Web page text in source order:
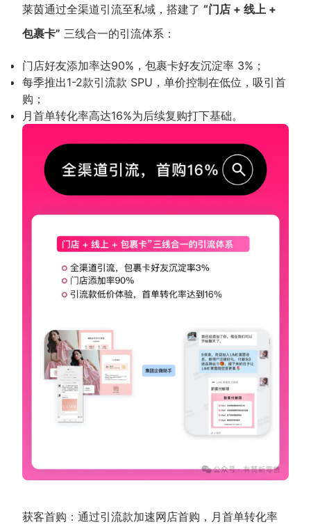
莱茵通过全渠道引流至私域，搭建了 “门店 + 线上 +
包裹卡” 三线合一的引流体系：
门店好友添加率达90%，包裹卡好友沉淀率 3%；
每季推出1-2款引流款 SPU，单价控制在低位，吸引首
购；
月首单转化率高达16%为后续复购打下基础。
获客首购：通过引流款加速网店首购，月首单转化率